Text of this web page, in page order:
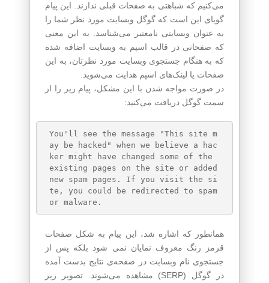
می‌‌کنیم که شباهتی به صفحات قبلی ندارند. این پیام
گویای این است که گوگل وبسایت مورد نظر شما را
به عنوان وبسایتی نامعتبر می‌شناسد. به این معنی
که صفحاتی در قالب اسپم به وبسایت اضافه شده
که به هنگام جستجوی وبسایت مورد نظرتان، به این
صفحات یا لینک‌های اسپم هدایت می‌شوید.
در صورت مواجه شدن با این مشکل، پیام زیر را از
سمت گوگل دریافت می‌کنید:
You'll see the message "This site m
ay be hacked" when we believe a hac
ker might have changed some of the
existing pages on the site or added
new spam pages. If you visit the si
te, you could be redirected to spam
همانطور که اشاره شد، این پیام به شکل صفحات
قرمز رنگ معروف نمایان نمی شود بلکه پس از
جستجوی نام وبسایت در صفحه‌ی نتایج بدست آمده
در گوگل (SERP) مشاهده می‌شوند. تصویر زیر